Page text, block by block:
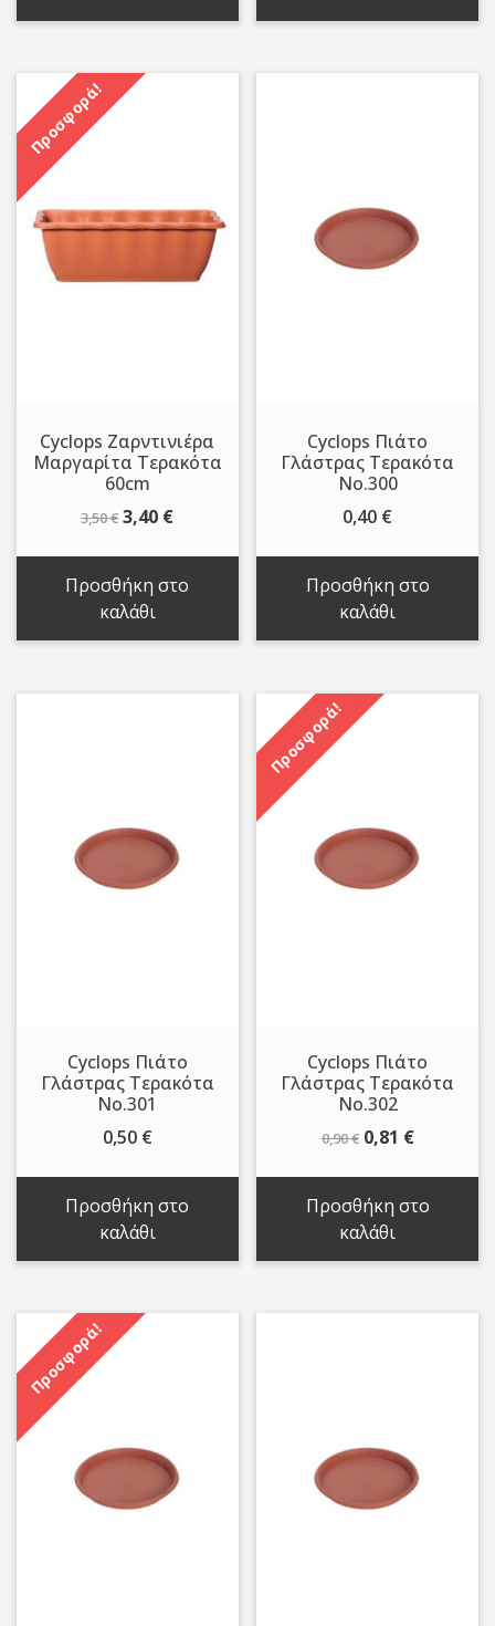
Προσφορά!
Cyclops Ζαρντινιέρα
Μαργαρίτα Τερακότα
60cm
3,50€ Original
3,50 €.
3,40 €Η
είναι:
Προσθήκη στο
καλάθι
Cyclops Πιάτο
Γλάστρας Τερακότα
Νο.300
0,40 €
Προσθήκη στο
καλάθι
Cyclops Πιάτο
Γλάστρας Τερακότα
Νο.301
0,50 €
Προσθήκη στο
καλάθι
Προσφορά!
Cyclops Πιάτο
Γλάστρας Τερακότα
Νο.302
0,90€ Original
0,90 €.
0,81 €Η
είναι:
Προσθήκη στο
καλάθι
Προσφορά!